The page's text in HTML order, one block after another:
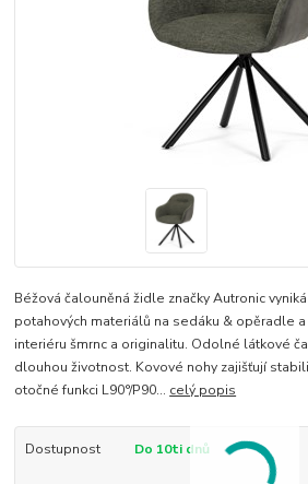
Béžová čalouněná židle značky Autronic
potahových materiálů na sedáku & opěradle
interiéru šmrnc a originalitu. Odolné látkové
dlouhou životnost. Kovové nohy zajišťují
otočné funkci L90°/P90... celý popis
Dostupnost Do 10ti dnů